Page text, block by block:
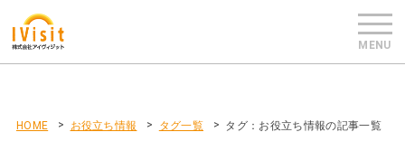
HOME お役立ち情報 タグ一覧 タグ：お役立ち情報の記事一覧